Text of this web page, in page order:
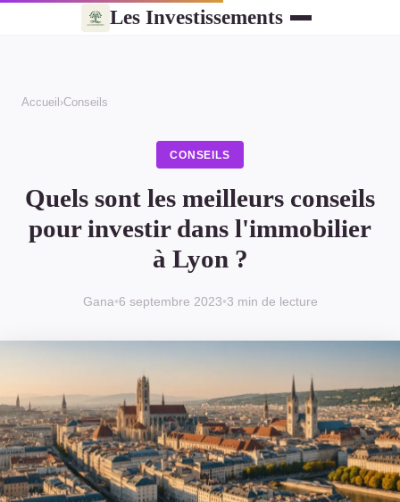
Les Investissements
Accueil ›Conseils
CONSEILS
Quels sont les meilleurs conseils
pour investir dans l'immobilier
à Lyon ?
Gana•6 septembre 2023•3 min de lecture